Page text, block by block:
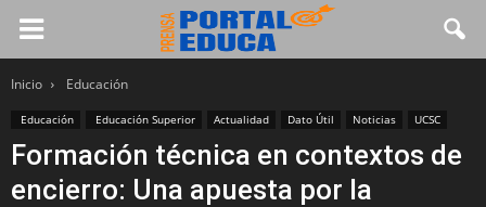
Inicio Educación
Educación Educación Superior Actualidad Dato Útil Noticias UCSC
Formación técnica en contextos de
encierro: Una apuesta por la